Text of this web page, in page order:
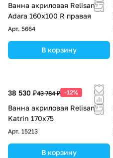
Ванна акриловая Relisan
Adara 160х100 R правая
Арт. 5664
В корзину
38 530 ₽43 784 ₽ -12%
Ванна акриловая Relisan
Katrin 170х75
Арт. 15213
В корзину